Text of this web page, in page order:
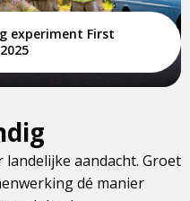
experiment First
aandacht. Groet
dé manier